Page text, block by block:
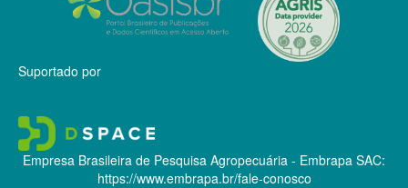
Suportado por
Empresa Brasileira de Pesquisa Agropecuária - Embrapa SAC:
https://www.embrapa.br/fale-conosco